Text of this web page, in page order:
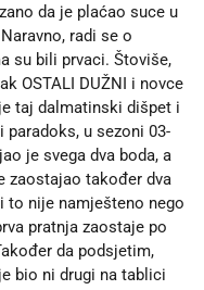
da je plaćao suce u
radi se o
su bili prvaci. Štoviše,
OSTALI DUŽNI i novce
taj dalmatinski dišpet i
u sezoni 03-
je svega dva boda, a
zaostajao također dva
to nije namješteno nego
pratnja zaostaje po
da podsjetim,
bio ni drugi na tablici